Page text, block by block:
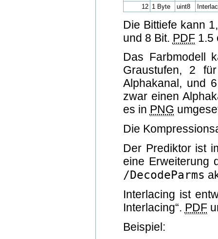
12 1 Byte uint8
Die Bittiefe kann
und 8 Bit. PDF1.5
Das Farbmodell
Graustufen, 2
Alphakanal, und
zwar einen
es in PNG
Die
Der Prediktor ist
eine Erweiterung
/DecodeParms
Interlacing ist
Interlacing“. PDF
Beispiel: